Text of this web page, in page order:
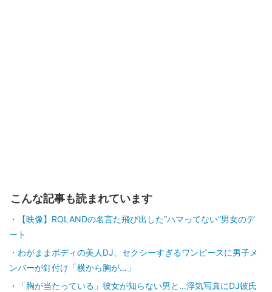
こんな記事も読まれています
【映像】ROLANDの名言た飛び出した“ハマってない”男女のデ
ート
わがままボディの美人DJ、セクシーすぎるワンピースに男子メ
ンバーが釘付け「横から胸が…」
「胸が当たっている」彼女が知らない男と…浮気写真にDJ彼氏